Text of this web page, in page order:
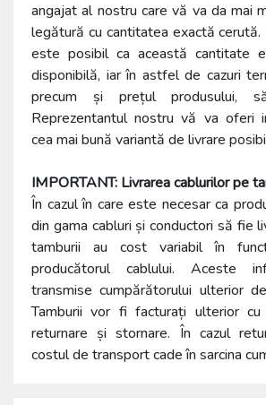
angajat al nostru care vă va da mai
legătură cu cantitatea exactă
este posibil ca această cantitate
disponibilă, iar în astfel de cazuri
precum și prețul produsului,
Reprezentantul nostru vă va oferi
cea mai bună variantă de livrare
IMPORTANT: Livrarea cablurilor pe
În cazul în care este necesar ca
din gama cabluri și conductori să fie
tamburii au cost variabil în
producătorul cablului. Aceste
transmise cumpărătorului ulterior
Tamburii vor fi facturați ulterior
returnare și stornare. În cazul
costul de transport cade în sarcina